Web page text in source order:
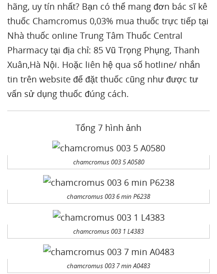
hãng, uy tín nhất? Bạn có thể mang đơn bác sĩ kê
thuốc Chamcromus 0,03% mua thuốc trực tiếp tại
Nhà thuốc online Trung Tâm Thuốc Central
Pharmacy tại địa chỉ: 85 Vũ Trọng Phụng, Thanh
Xuân,Hà Nội. Hoặc liên hệ qua số hotline/ nhắn
tin trên website để đặt thuốc cũng như được tư
vấn sử dụng thuốc đúng cách.
Tổng 7 hình ảnh
chamcromus 003 5 A0580
chamcromus 003 6 min P6238
chamcromus 003 1 L4383
chamcromus 003 7 min A0483